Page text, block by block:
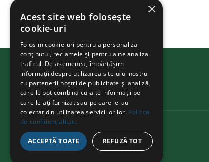
BIKEATHON.ms
CONTACT
Str. Avram Iancu 37, Târgu Mureș
×
Acest site web folosește
cookie-uri
Folosim cookie-uri pentru a personaliza
conținutul, reclamele și pentru a ne analiza
traficul. De asemenea, împărtășim
informații despre utilizarea site-ului nostru
cu partenerii noștri de publicitate și analiză,
care le pot combina cu alte informații pe
care le-ați furnizat sau pe care le-au
colectat din utilizarea serviciilor lor. Politica
de confidențialitate
ACCEPTĂ TOATE REFUZĂ TOT